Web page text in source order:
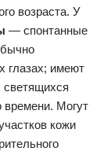
возраста. У
— спонтанные
глазах; имеют
светящихся
Могут
кожи